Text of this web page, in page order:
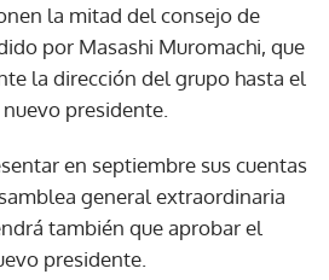
la mitad del consejo de
por Masashi Muromachi, que
la dirección del grupo hasta el
presidente.
en septiembre sus cuentas
general extraordinaria
también que aprobar el
presidente.